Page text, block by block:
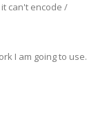
can't encode /
I am going to use.